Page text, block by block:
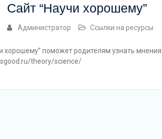
Сайт “Научи хорошему”
Администратор Ссылки на ресурсы
хорошему” поможет родителям узнать
theory/science/